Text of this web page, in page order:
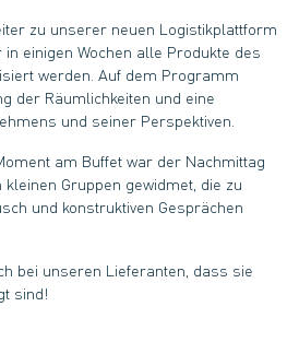
zu unserer neuen Logistikplattform
in einigen Wochen alle Produkte des
werden. Auf dem Programm
der Räumlichkeiten und eine
und seiner Perspektiven.
am Buffet war der Nachmittag
Gruppen gewidmet, die zu
und konstruktiven Gesprächen
bei unseren Lieferanten, dass sie
sind!